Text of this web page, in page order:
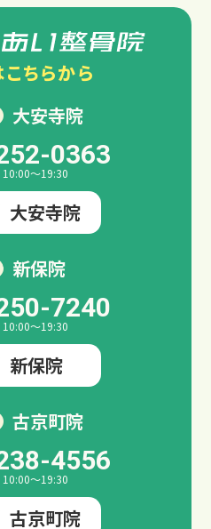
こちらから
大安寺院
0363
10:00～19:30
大安寺院
新保院
7240
10:00～19:30
新保院
古京町院
4556
10:00～19:30
古京町院